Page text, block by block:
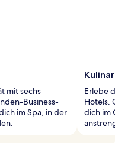
mit sechs
Business-
im Spa, in der
Erlebe
Hotels.
dich im